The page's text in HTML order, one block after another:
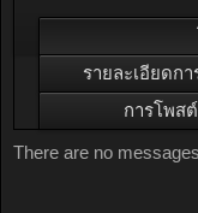
รายละเอียดก
การโพสต์
There are no